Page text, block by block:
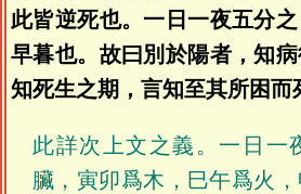
此皆逆死也。一日一夜五分
早暮也。故曰別於陽者，知病
知死生之期，言知至其所困而
此詳次上文之義。一日一
臟，寅卯爲木，巳午爲火